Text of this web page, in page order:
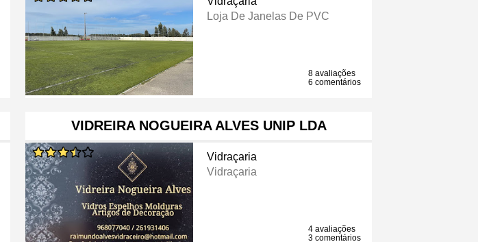
Loja De Janelas De PVC
8 avaliações
6 comentários
VIDREIRA NOGUEIRA ALVES UNIP LDA
Vidraçaria
Vidraçaria
4 avaliações
3 comentários